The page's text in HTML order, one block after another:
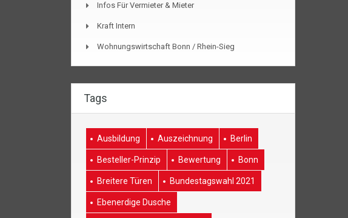
Infos Für Vermieter & Mieter
Kraft Intern
Wohnungswirtschaft Bonn / Rhein-Sieg
Tags
Ausbildung Auszeichnung Berlin
Besteller-Prinzip Bewertung Bonn
Breitere Türen Bundestagswahl 2021
Ebenerdige Dusche